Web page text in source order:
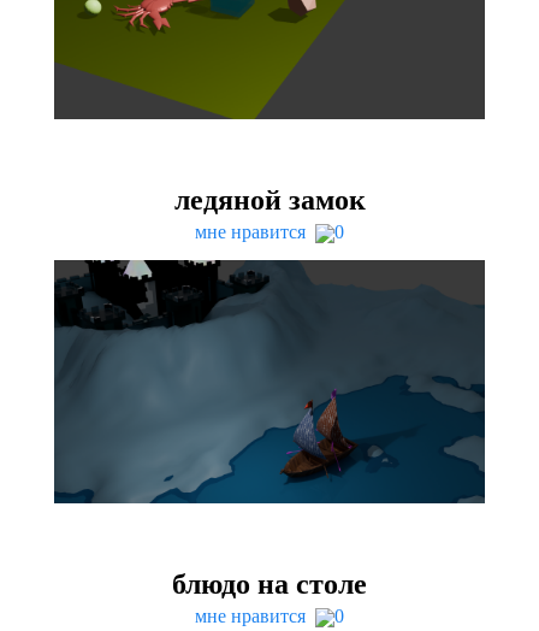
ледяной замок
мне нравится 0
блюдо на столе
мне нравится 0